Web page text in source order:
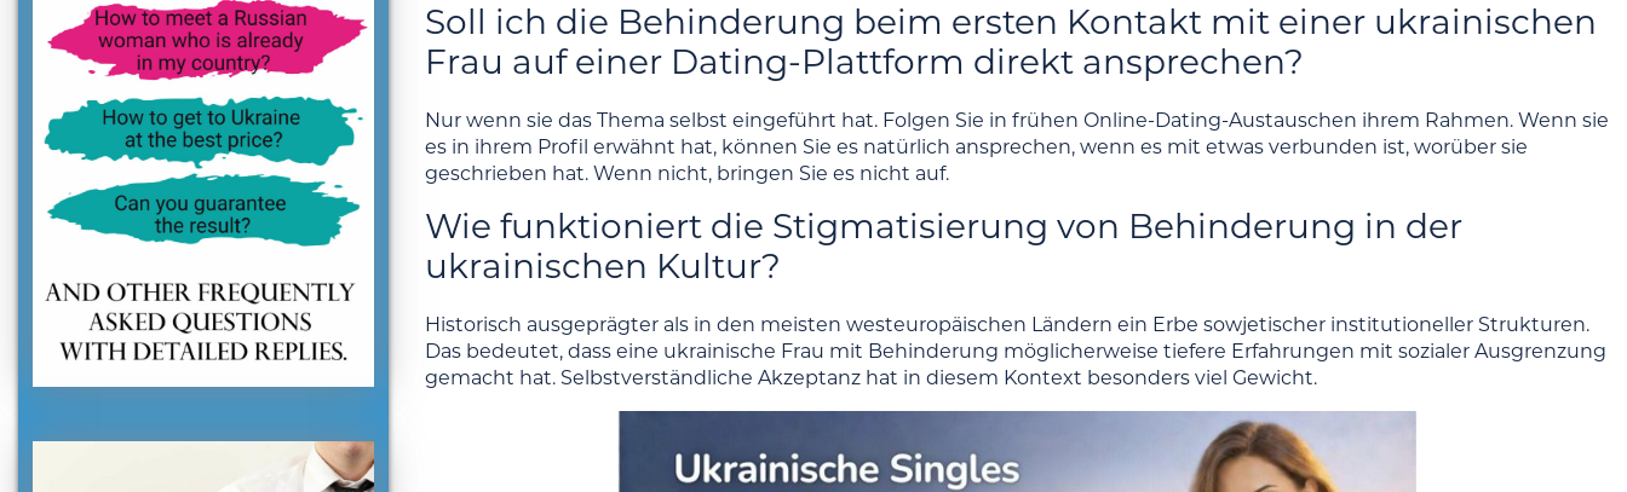
Soll ich die Behinderung beim ersten Kontakt mit einer ukrainischen
Frau auf einer Dating-Plattform direkt ansprechen?
Nur wenn sie das Thema selbst eingeführt hat. Folgen Sie in frühen Online-Dating-Austauschen ihrem Rahmen. Wenn sie
es in ihrem Profil erwähnt hat, können Sie es natürlich ansprechen, wenn es mit etwas verbunden ist, worüber sie
geschrieben hat. Wenn nicht, bringen Sie es nicht auf.
Wie funktioniert die Stigmatisierung von Behinderung in der
ukrainischen Kultur?
Historisch ausgeprägter als in den meisten westeuropäischen Ländern ein Erbe sowjetischer institutioneller Strukturen.
Das bedeutet, dass eine ukrainische Frau mit Behinderung möglicherweise tiefere Erfahrungen mit sozialer Ausgrenzung
gemacht hat. Selbstverständliche Akzeptanz hat in diesem Kontext besonders viel Gewicht.